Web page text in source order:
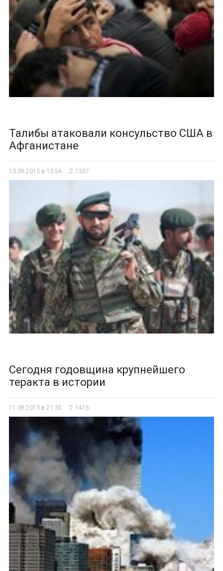
Талибы атаковали консульство США в
Афганистане
13.09.2013 в 13:54 1337
Сегодня годовщина крупнейшего
теракта в истории
11.09.2013 в 21:35 1416